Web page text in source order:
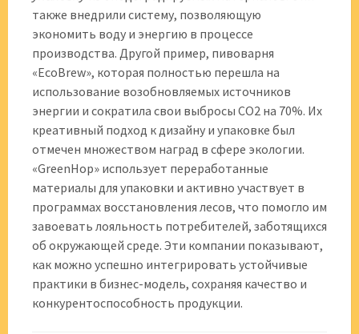
также внедрили систему, позволяющую
экономить воду и энергию в процессе
производства. Другой пример, пивоварня
«EcoBrew», которая полностью перешла на
использование возобновляемых источников
энергии и сократила свои выбросы CO2 на 70%. Их
креативный подход к дизайну и упаковке был
отмечен множеством наград в сфере экологии.
«GreenHop» использует переработанные
материалы для упаковки и активно участвует в
программах восстановления лесов, что помогло им
завоевать лояльность потребителей, заботящихся
об окружающей среде. Эти компании показывают,
как можно успешно интегрировать устойчивые
практики в бизнес-модель, сохраняя качество и
конкурентоспособность продукции.